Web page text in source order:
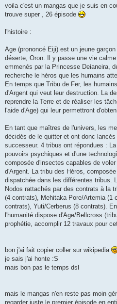
s
a
voila c'est un mangas que je suis en
trouve super , 26 épisode
l'histoire :
Age (prononcé Eiji) est un jeune
déserte, Oron. Il y passe une vie
emmenés par la Princesse Deianeira,
recherche le héros que les humains
En temps que Tribu de Fer, les
d'Argent qui veut leur destruction. La
reprendre la Terre et de réaliser les
l'aide d'Age) qui leur permettront
En tant que maîtres de l'univers, les
décidés de le quitter et ont donc
successeur. 4 tribus ont répondues :
pouvoirs psychiques et d'une
composée d'insectes capables de
d'Argent. La tribu des Héros,
dispatchée dans les différentes tribus.
Nodos rattachés par des contrats à la
(4 contrats), Mehitaka Pore/Artemia (1
contrats), Yuti/Cerberus (8 contrats).
l'humanité dispose d'Age/Bellcross
prophétie, accomplir 12 travaux pour
bon j'ai fait copier coller sur wikipedia
je sais j'ai honte :S
mais bon pas le temps dsl
mais le mangas n'en reste pas moin
regarder juste le premier épisode en